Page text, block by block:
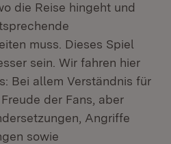
die Reise hingeht und
muss. Dieses Spiel
sein. Wir fahren hier
Bei allem Verständnis für
der Fans, aber
Angriffe
sowie